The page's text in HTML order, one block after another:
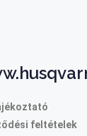
feltételek